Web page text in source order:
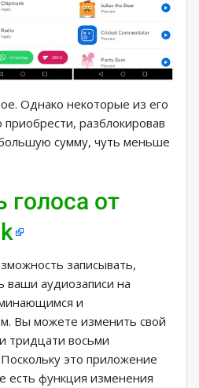
Однако некоторые из его
разблокировав
сумму, чуть меньше
голоса от
записывать,
ваши аудиозаписи на
и
Вы можете изменить свой
тридцати восьми
это приложение
есть функция изменения